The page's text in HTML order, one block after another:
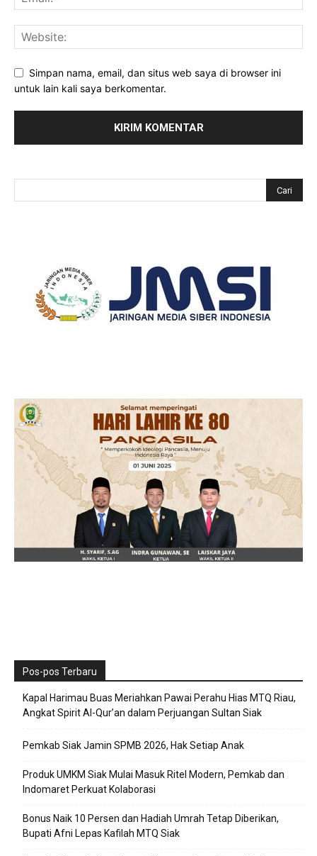
Simpan nama, email, dan situs web saya di browser ini
untuk lain kali saya berkomentar.
Pos-pos Terbaru
Kapal Harimau Buas Meriahkan Pawai Perahu Hias MTQ Riau,
Angkat Spirit Al-Qur’an dalam Perjuangan Sultan Siak
Pemkab Siak Jamin SPMB 2026, Hak Setiap Anak
Produk UMKM Siak Mulai Masuk Ritel Modern, Pemkab dan
Indomaret Perkuat Kolaborasi
Bonus Naik 10 Persen dan Hadiah Umrah Tetap Diberikan,
Bupati Afni Lepas Kafilah MTQ Siak